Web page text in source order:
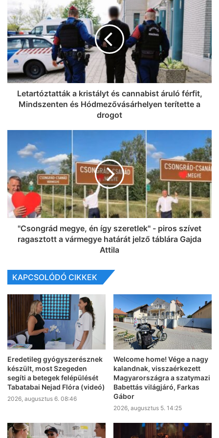
Három dolog, amit lehet, hogy nem
tudtál a sándorfalvi Nádastóról (videó)
Letartóztatták a kristályt és cannabist áruló férfit,
Mindszenten és Hódmezővásárhelyen terítette a
drogot
"Csongrád megye, én így szeretlek" - piros szívet
ragasztott a vármegye határát jelző táblára Gajda
Attila
KAPCSOLÓDÓ CIKKEK
Eredetileg gyógyszerésznek
készült, most Szegeden
segíti a betegek felépülését
Tabatabai Nejad Flóra (videó)
2026, augusztus 6. 08:46
Welcome home! Vége a nagy
kalandnak, visszaérkezett
Magyarországra a szatymazi
Babettás világjáró, Farkas
Gábor
2026, augusztus 5. 14:25